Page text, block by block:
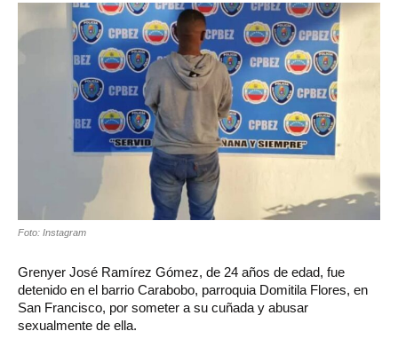
Foto: Instagram
Grenyer José Ramírez Gómez, de 24 años de edad, fue
detenido en el barrio Carabobo, parroquia Domitila Flores, en
San Francisco, por someter a su cuñada y abusar
sexualmente de ella.